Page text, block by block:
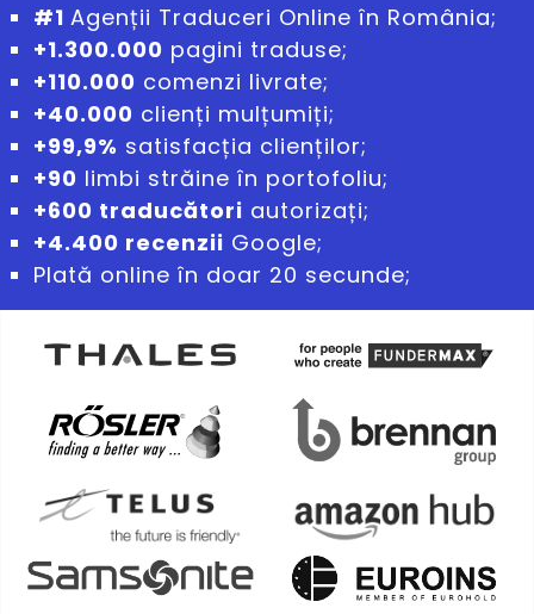
#1 Agenții Traduceri Online în România;
+1.300.000 pagini traduse;
+110.000 comenzi livrate;
+40.000 clienți mulțumiți;
+99,9% satisfacția clienților;
+90 limbi străine în portofoliu;
+600 traducători autorizați;
+4.400 recenzii Google;
Plată online în doar 20 secunde;